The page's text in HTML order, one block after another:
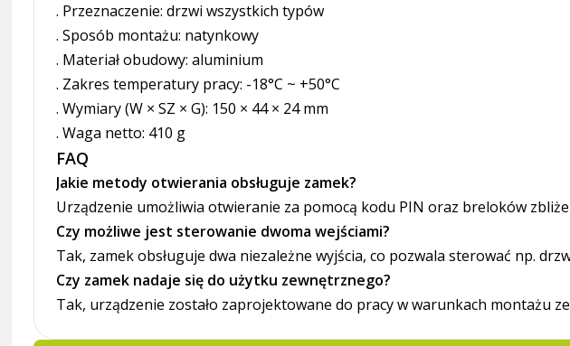
. Przeznaczenie: drzwi wszystkich typów
. Sposób montażu: natynkowy
. Materiał obudowy: aluminium
. Zakres temperatury pracy: -18°C ~ +50°C
. Wymiary (W × SZ × G): 150 × 44 × 24 mm
. Waga netto: 410 g
FAQ
Jakie metody otwierania obsługuje zamek?
Urządzenie umożliwia otwieranie za pomocą kodu PIN oraz breloków
Czy możliwe jest sterowanie dwoma wejściami?
Tak, zamek obsługuje dwa niezależne wyjścia, co pozwala sterować np.
Czy zamek nadaje się do użytku zewnętrznego?
Tak, urządzenie zostało zaprojektowane do pracy w warunkach montażu